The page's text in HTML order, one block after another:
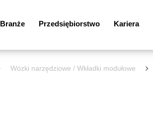
Branże Przedsiębiorstwo Kariera
Wózki narzędziowe / Wkładki modułowe